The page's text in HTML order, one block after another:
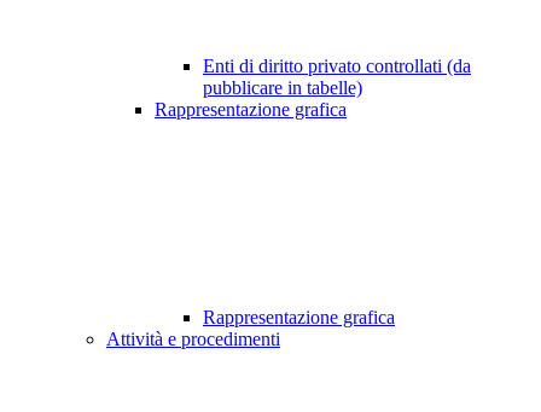
Enti di diritto privato controllati (da
pubblicare in tabelle)
Rappresentazione grafica
Rappresentazione grafica
Attività e procedimenti